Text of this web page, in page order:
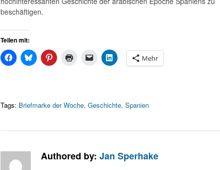
beschäftigen.
Teilen mit:
Mehr
Tags: Briefmarke der Woche, Geschichte, Spanien
Authored by: Jan Sperhake